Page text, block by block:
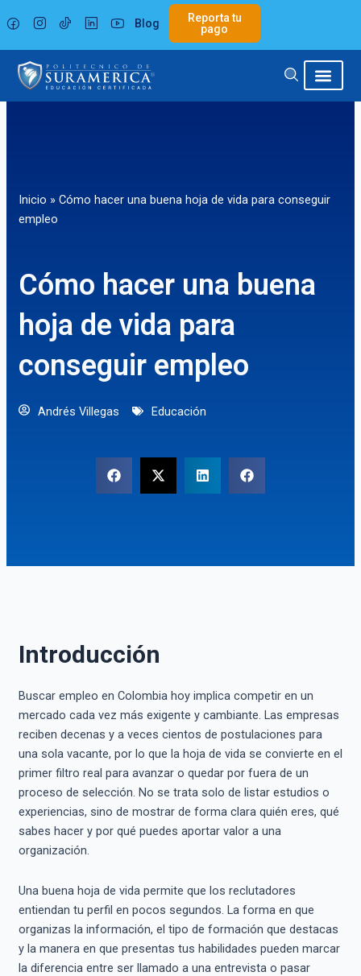
al
contenido
Blog
Reporta tu
pago
Inicio » Cómo hacer una buena hoja de vida para conseguir
empleo
Cómo hacer una buena
hoja de vida para
conseguir empleo
Andrés Villegas Educación
Introducción
Buscar empleo en Colombia hoy implica competir en un
mercado cada vez más exigente y cambiante. Las empresas
reciben decenas y a veces cientos de postulaciones para
una sola vacante, por lo que la hoja de vida se convierte en el
primer filtro real para avanzar o quedar por fuera de un
proceso de selección. No se trata solo de listar estudios o
experiencias, sino de mostrar de forma clara quién eres, qué
sabes hacer y por qué puedes aportar valor a una
organización.
Una buena hoja de vida permite que los reclutadores
entiendan tu perfil en pocos segundos. La forma en que
organizas la información, el tipo de formación que destacas
y la manera en que presentas tus habilidades pueden marcar
la diferencia entre ser llamado a una entrevista o pasar